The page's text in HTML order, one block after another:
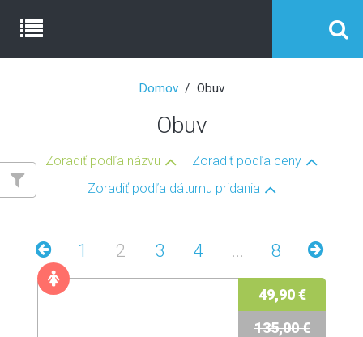
Domov Obuv
Obuv
Zoradiť podľa názvu
Zoradiť podľa ceny
Zoradiť podľa dátumu pridania
1 2 3 4 ... 8
49,90 €
135,00 €